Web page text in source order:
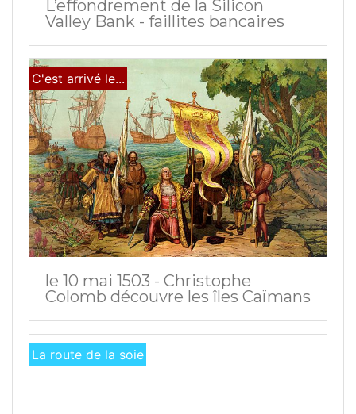
L’effondrement de la Silicon
Valley Bank - faillites bancaires
C'est arrivé le...
le 10 mai 1503 - Christophe
Colomb découvre les îles Caïmans
La route de la soie